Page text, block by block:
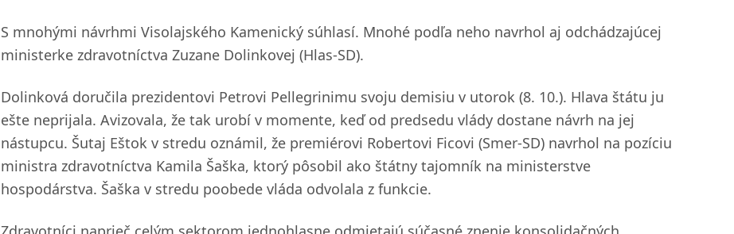
S mnohými návrhmi Visolajského Kamenický súhlasí. Mnohé podľa neho navrhol aj odchádzajúcej
ministerke zdravotníctva Zuzane Dolinkovej (Hlas-SD).
Dolinková doručila prezidentovi Petrovi Pellegrinimu svoju demisiu v utorok (8. 10.). Hlava štátu ju
ešte neprijala. Avizovala, že tak urobí v momente, keď od predsedu vlády dostane návrh na jej
nástupcu. Šutaj Eštok v stredu oznámil, že premiérovi Robertovi Ficovi (Smer-SD) navrhol na pozíciu
ministra zdravotníctva Kamila Šaška, ktorý pôsobil ako štátny tajomník na ministerstve
hospodárstva. Šaška v stredu poobede vláda odvolala z funkcie.